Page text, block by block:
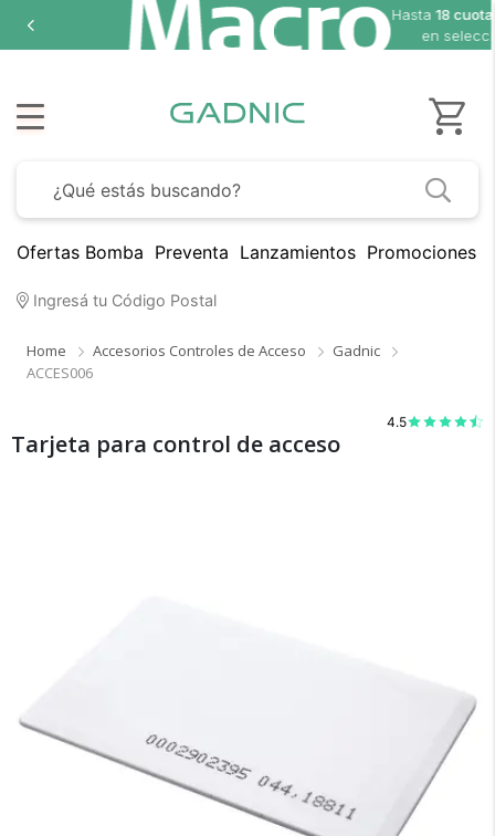
Hasta18 cuotas sin interés
en seleccionados
Ofertas Bomba Preventa Lanzamientos Promociones
Ingresá tu Código Postal
Home Accesorios Controles de Acceso
Gadnic
ACCES006
4.5
Tarjeta para control de acceso
×
En Bidcom te aseguramos recibir el producto
que esperabas o te devolvemos el 100% de tu